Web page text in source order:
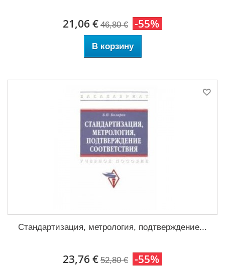
21,06 € 46,80 € -55%
В корзину
Стандартизация, метрология, подтверждение...
23,76 € 52,80 € -55%